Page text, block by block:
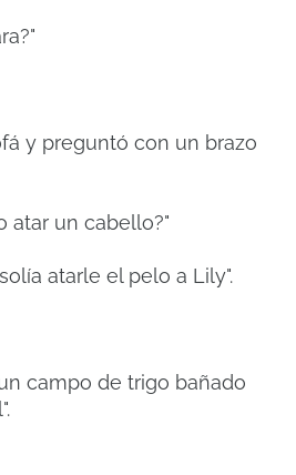
y preguntó con un brazo
atar un cabello?"
atarle el pelo a Lily".
campo de trigo bañado